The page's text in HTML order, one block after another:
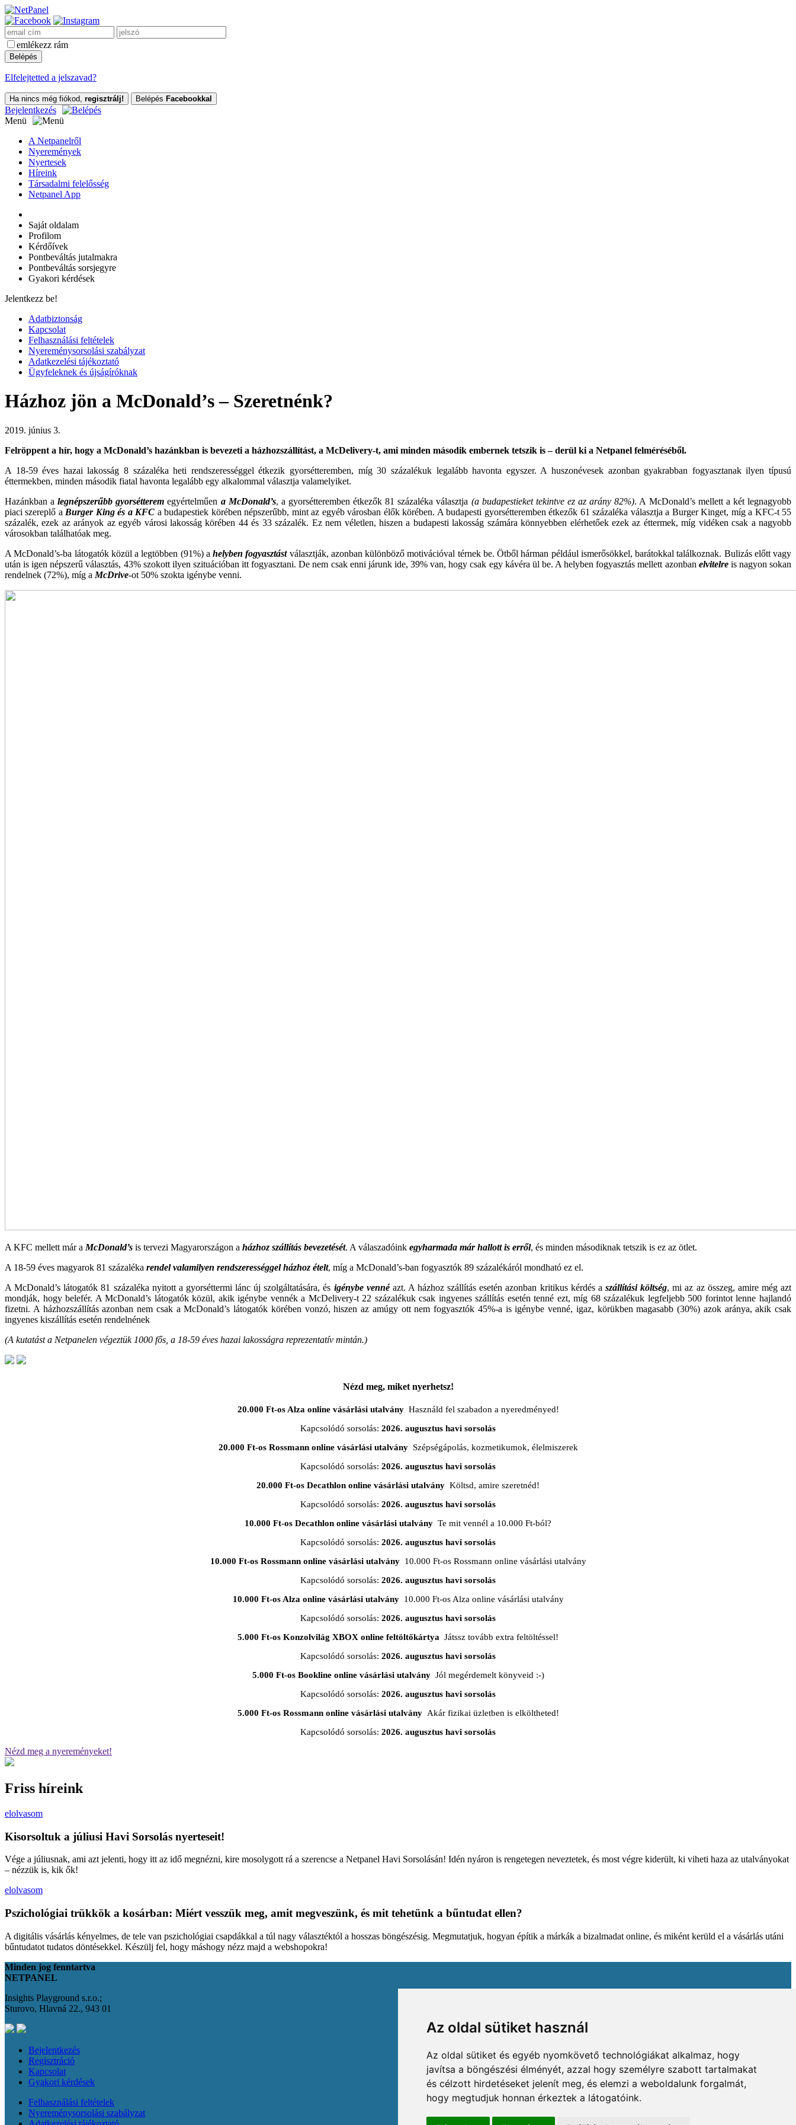
Az oldal sütiket használ
Az oldal sütiket és egyéb nyomkövető technológiákat alkalmaz, hogy
javítsa a böngészési élményét, azzal hogy személyre szabott tartalmakat
és célzott hirdetéseket jelenít meg, és elemzi a weboldalunk forgalmát,
hogy megtudjuk honnan érkeztek a látogatóink.
emlékezz rám
Elfelejtetted a jelszavad?
Ha nincs még fiókod, regisztrálj! Belépés Facebookkal
Bejelentkezés
Menü
A Netpanelről
Nyeremények
Nyertesek
Híreink
Társadalmi felelősség
Netpanel App
Saját oldalam
Profilom
Kérdőívek
Pontbeváltás jutalmakra
Pontbeváltás sorsjegyre
Gyakori kérdések
Jelentkezz be!
Adatbiztonság
Kapcsolat
Felhasználási feltételek
Nyereménysorsolási szabályzat
Adatkezelési tájékoztató
Ügyfeleknek és újságíróknak
Házhoz jön a McDonald’s – Szeretnénk?
2019. június 3.
Felröppent a hír, hogy a McDonald’s hazánkban is bevezeti a házhozszállítást, a McDelivery-t, ami minden második embernek tetszik is – derül ki a Netpanel felméréséből.
A 18-59 éves hazai lakosság 8 százaléka heti rendszerességgel étkezik gyorsétteremben, míg 30 százalékuk legalább havonta egyszer. A huszonévesek azonban gyakrabban fogyasztanak ilyen típusú
éttermekben, minden második fiatal havonta legalább egy alkalommal választja valamelyiket.
Hazánkban alegnépszerűbb gyorsétterem egyértelműen a McDonald’s, a gyorsétteremben étkezők 81 százaléka választja (a budapestieket tekintve ez az arány 82%). A McDonald’s mellett a két legnagyobb
piaci szereplő a Burger King és a KFC a budapestiek körében népszerűbb, mint az egyéb városban élők körében. A budapesti gyorsétteremben étkezők 61 százaléka választja a Burger Kinget, míg a KFC-t 55
százalék, ezek az arányok az egyéb városi lakosság körében 44 és 33 százalék. Ez nem véletlen, hiszen a budapesti lakosság számára könnyebben elérhetőek ezek az éttermek, míg vidéken csak a nagyobb
városokban találhatóak meg.
A McDonald’s-ba látogatók közül a legtöbben (91%) a helyben fogyasztástválasztják, azonban különböző motivációval térnek be. Ötből hárman például ismerősökkel, barátokkal találkoznak. Bulizás előtt vagy
után is igen népszerű választás, 43% szokott ilyen szituációban itt fogyasztani. De nem csak enni járunk ide, 39% van, hogy csak egy kávéra ül be. A helyben fogyasztás mellett azonban elvitelreis nagyon sokan
rendelnek (72%), míg a McDrive-ot 50% szokta igénybe venni.
A KFC mellett már a McDonald’s is tervezi Magyarországon a házhoz szállítás bevezetését. A válaszadóink egyharmada már hallott is erről, és minden másodiknak tetszik is ez az ötlet.
A 18-59 éves magyarok 81 százaléka rendel valamilyen rendszerességgel házhoz ételt, míg a McDonald’s-ban fogyasztók 89 százalékáról mondható ez el.
A McDonald’s látogatók 81 százaléka nyitott a gyorséttermi lánc új szolgáltatására, és igénybe vennéazt. A házhoz szállítás esetén azonban kritikus kérdés a szállítási költség, mi az az összeg, amire még azt
mondják, hogy belefér. A McDonald’s látogatók közül, akik igénybe vennék a McDelivery-t 22 százalékuk csak ingyenes szállítás esetén tenné ezt, míg 68 százalékuk legfeljebb 500 forintot lenne hajlandó
fizetni. A házhozszállítás azonban nem csak a McDonald’s látogatók körében vonzó, hiszen az amúgy ott nem fogyasztók 45%-a is igénybe venné, igaz, körükben magasabb (30%) azok aránya, akik csak
ingyenes kiszállítás esetén rendelnének
(A kutatást a Netpanelen végeztük 1000 fős, a 18-59 éves hazai lakosságra reprezentatív mintán.)
Nézd meg, miket nyerhetsz!
20.000 Ft-os Alza online vásárlási utalványHasználd fel szabadon a nyeredményed!
Kapcsolódó sorsolás: 2026. augusztus havi sorsolás
20.000 Ft-os Rossmann online vásárlási utalványSzépségápolás, kozmetikumok, élelmiszerek
Kapcsolódó sorsolás: 2026. augusztus havi sorsolás
20.000 Ft-os Decathlon online vásárlási utalvány Költsd, amire szeretnéd!
Kapcsolódó sorsolás: 2026. augusztus havi sorsolás
10.000 Ft-os Decathlon online vásárlási utalvány Te mit vennél a 10.000 Ft-ból?
Kapcsolódó sorsolás: 2026. augusztus havi sorsolás
10.000 Ft-os Rossmann online vásárlási utalvány10.000 Ft-os Rossmann online vásárlási utalvány
Kapcsolódó sorsolás: 2026. augusztus havi sorsolás
10.000 Ft-os Alza online vásárlási utalvány10.000 Ft-os Alza online vásárlási utalvány
Kapcsolódó sorsolás: 2026. augusztus havi sorsolás
5.000 Ft-os Konzolvilág XBOX online feltöltőkártya Játssz tovább extra feltöltéssel!
Kapcsolódó sorsolás: 2026. augusztus havi sorsolás
5.000 Ft-os Bookline online vásárlási utalványJól megérdemelt könyveid :-)
Kapcsolódó sorsolás: 2026. augusztus havi sorsolás
5.000 Ft-os Rossmann online vásárlási utalványAkár fizikai üzletben is elköltheted!
Kapcsolódó sorsolás: 2026. augusztus havi sorsolás
Nézd meg a nyereményeket!
Friss híreink
elolvasom
Kisorsoltuk a júliusi Havi Sorsolás nyerteseit!
Vége a júliusnak, ami azt jelenti, hogy itt az idő megnézni, kire mosolygott rá a szerencse a Netpanel Havi Sorsolásán! Idén nyáron is rengetegen neveztetek, és most végre kiderült, ki viheti haza az utalványokat
– nézzük is, kik ők!
elolvasom
Pszichológiai trükkök a kosárban: Miért vesszük meg, amit megveszünk, és mit tehetünk a bűntudat ellen?
A digitális vásárlás kényelmes, de tele van pszichológiai csapdákkal a túl nagy választéktól a hosszas böngészésig. Megmutatjuk, hogyan építik a márkák a bizalmadat online, és miként kerüld el a vásárlás utáni
bűntudatot tudatos döntésekkel. Készülj fel, hogy máshogy nézz majd a webshopokra!
Minden jog fenntartva
NETPANEL
Insights Playground s.r.o.;
Sturovo, Hlavná 22., 943 01
Bejelentkezés
Regisztráció
Kapcsolat
Gyakori kérdések
Felhasználási feltételek
Nyereménysorsolási szabályzat